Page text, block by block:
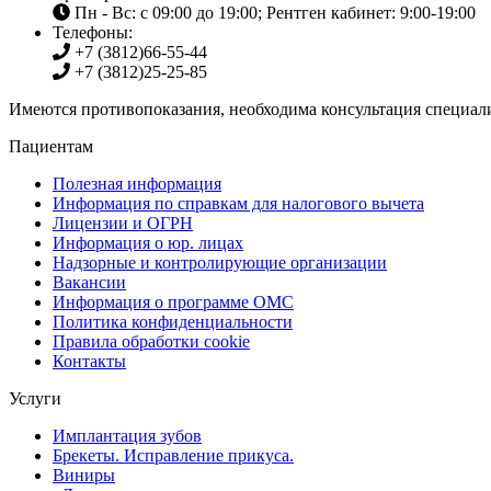
Пн - Вс: с 09:00 до 19:00; Рентген кабинет: 9:00-19:00
Телефоны:
+7 (3812)66-55-44
+7 (3812)25-25-85
Имеются противопоказания, необходима консультация
Пациентам
Полезная информация
Информация по справкам для налогового вычета
Лицензии и ОГРН
Информация о юр. лицах
Надзорные и контролирующие организации
Вакансии
Информация о программе ОМС
Политика конфиденциальности
Правила обработки cookie
Контакты
Услуги
Имплантация зубов
Брекеты. Исправление прикуса.
Виниры